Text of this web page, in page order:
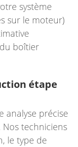
système
sur le moteur)
boîtier
étape
analyse précise
techniciens
le type de